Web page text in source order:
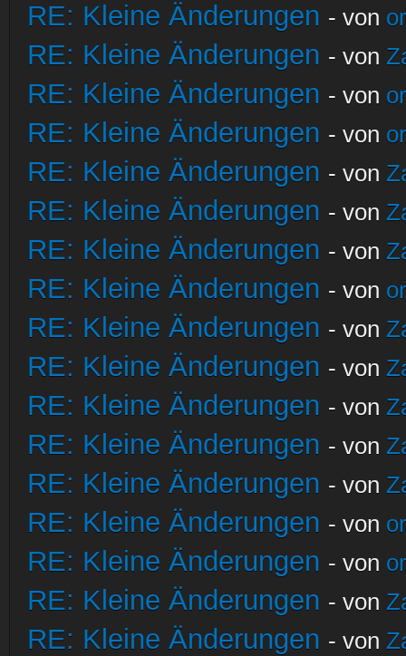
RE: Kleine Änderungen - von
RE: Kleine Änderungen - von
RE: Kleine Änderungen - von
RE: Kleine Änderungen - von
RE: Kleine Änderungen - von
RE: Kleine Änderungen - von
RE: Kleine Änderungen - von
RE: Kleine Änderungen - von
RE: Kleine Änderungen - von
RE: Kleine Änderungen - von
RE: Kleine Änderungen - von
RE: Kleine Änderungen - von
RE: Kleine Änderungen - von
RE: Kleine Änderungen - von
RE: Kleine Änderungen - von
RE: Kleine Änderungen - von
RE: Kleine Änderungen - von